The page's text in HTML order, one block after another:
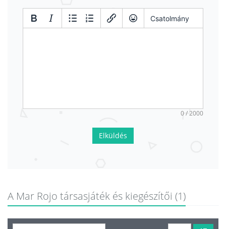
Csatolmány
0 / 2000
Elküldés
A Mar Rojo társasjáték és kiegészítői (1)